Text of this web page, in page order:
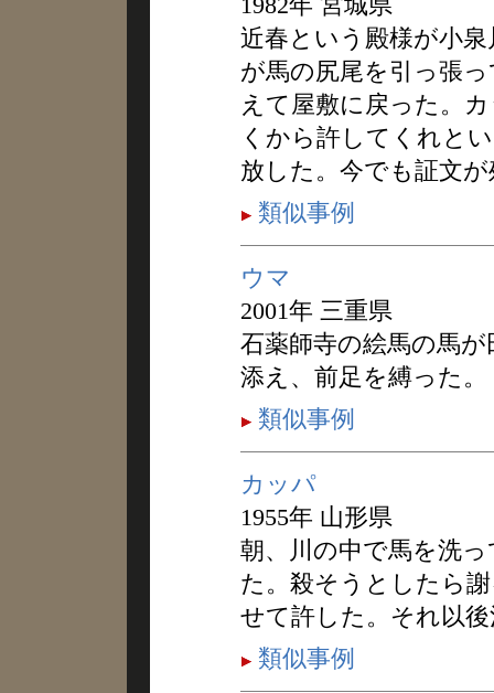
近春という殿様が小
が馬の尻尾を引っ張
えて屋敷に戻った。
くから許してくれと
放した。今でも証文
類似事例
ウマ
2001年 三重県
石薬師寺の絵馬の馬
添え、前足を縛った。
類似事例
カッパ
1955年 山形県
朝、川の中で馬を洗
た。殺そうとしたら
せて許した。それ以
類似事例